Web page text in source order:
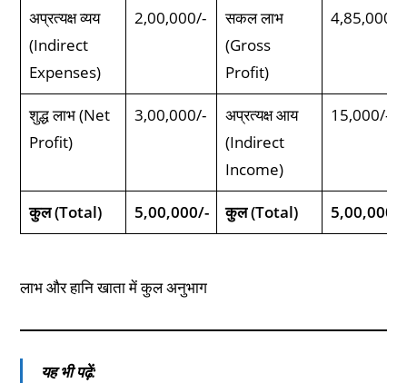
अप्रत्यक्ष व्यय
(Indirect
Expenses)
2,00,000/-
सकल लाभ
(Gross
Profit)
4,85,000/-
शुद्ध लाभ (Net
Profit)
3,00,000/-
अप्रत्यक्ष आय
(Indirect
Income)
15,000/-
कुल (Total) 5,00,000/- कुल (Total) 5,00,000/-
लाभ और हानि खाता में कुल अनुभाग
यह भी पढ़ें: